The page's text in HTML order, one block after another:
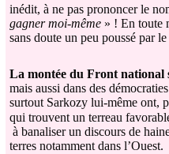
inédit, à ne pas prononcer le
gagner moi-même» ! En toute
sans doute un peu poussé par
La montée du Front national
mais aussi dans des
surtout Sarkozy lui-même ont,
qui trouvent un terreau
à banaliser un discours de
terres notamment dans l’Ouest.